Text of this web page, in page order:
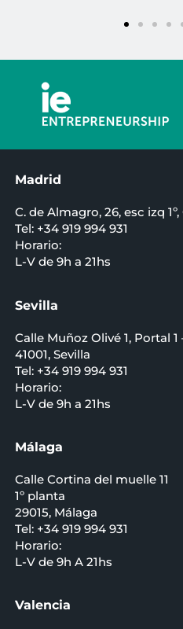
Madrid
C. de Almagro, 26, esc izq
Tel: +34 919 994 931
Horario:
L-V de 9h a 21hs
Sevilla
Calle Muñoz Olivé 1, Portal 1
41001, Sevilla
Tel: +34 919 994 931
Horario:
L-V de 9h a 21hs
Málaga
Calle Cortina del muelle 11
1º planta
29015, Málaga
Tel: +34 919 994 931
Horario:
L-V de 9h A 21hs
Valencia